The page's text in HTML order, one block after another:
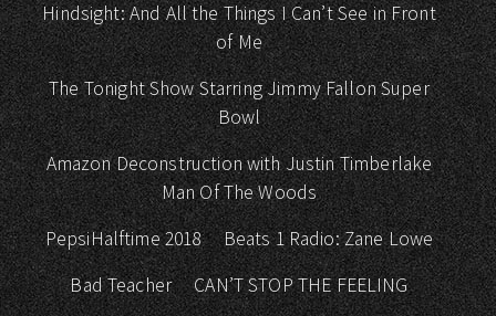
Hindsight: And All the Things I Can’t See in Front
of Me
The Tonight Show Starring Jimmy Fallon Super
Bowl
Amazon Deconstruction with Justin Timberlake
Man Of The Woods
PepsiHalftime 2018
Beats 1 Radio: Zane Lowe
Bad Teacher
CAN’T STOP THE FEELING